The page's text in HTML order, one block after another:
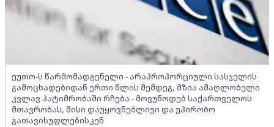
ეუთო-ს წარმომადგენელი - არაპროპორციული სასჯელის
გამოცხადებიდან ერთი წლის შემდეგ, მზია ამაღლობელი
კვლავ პატიმრობაში რჩება - მოვუწოდებ საქართველოს
მთავრობას, მისი დაუყოვნებლივი და უპირობო
გათავისუფლებისკენ